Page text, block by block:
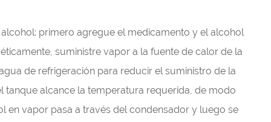
primero agregue el medicamento y el alcohol
suministre vapor a la fuente de calor de la
de refrigeración para reducir el suministro de la
tanque alcance la temperatura requerida, de modo
en vapor pasa a través del condensador y luego se